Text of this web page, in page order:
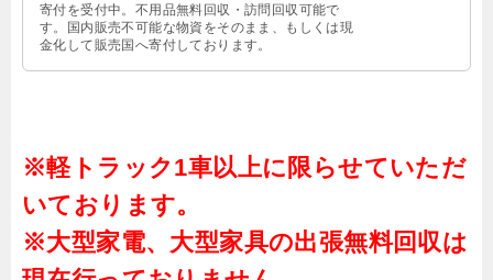
寄付を受付中。不用品無料回収・訪問回収可能で
す。国内販売不可能な物資をそのまま、もしくは現
金化して販売国へ寄付しております。
※軽トラック1車以上に限らせていただ
いております。
※大型家電、大型家具の出張無料回収は